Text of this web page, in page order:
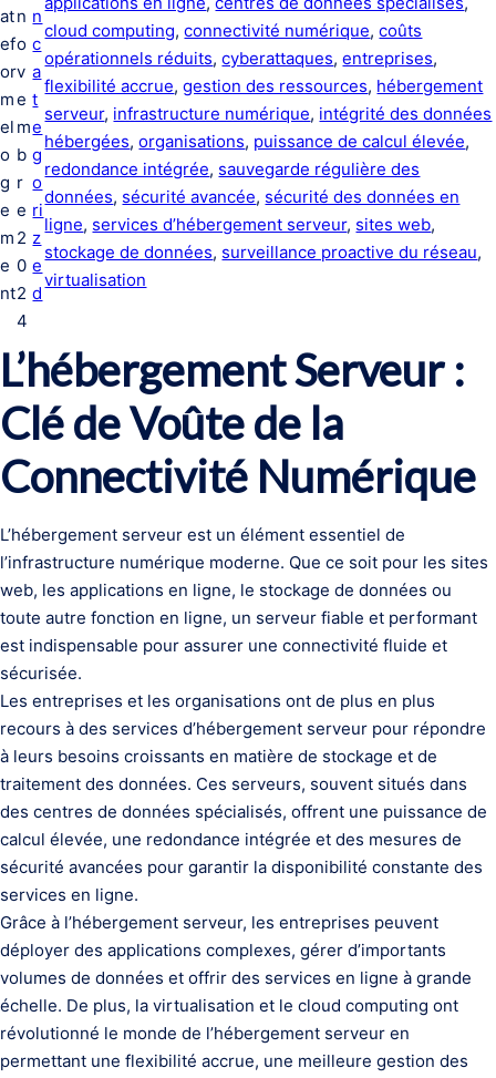
at
ef
or
m
el
o
g
e
m
e
nt
n
o
v
e
m
b
r
e
2
0
2
4
n
c
a
t
e
g
o
ri
z
e
d
cloud computing, connectivité numérique, coûts
opérationnels réduits, cyberattaques, entreprises
flexibilité accrue, gestion des ressources, hébergement
serveur, infrastructure numérique, intégrité des données
hébergées, organisations, puissance de calcul élevée
redondance intégrée, sauvegarde régulière des
données, sécurité avancée, sécurité des données en
ligne, services d’hébergement serveur, sites web
stockage de données, surveillance proactive du réseau
virtualisation
L’hébergement Serveur :
Clé de Voûte de la
Connectivité Numérique
L’hébergement serveur est un élément essentiel de
l’infrastructure numérique moderne. Que ce soit pour les sites
web, les applications en ligne, le stockage de données ou
toute autre fonction en ligne, un serveur fiable et performant
est indispensable pour assurer une connectivité fluide et
sécurisée.
Les entreprises et les organisations ont de plus en plus
recours à des services d’hébergement serveur pour répondre
à leurs besoins croissants en matière de stockage et de
traitement des données. Ces serveurs, souvent situés dans
des centres de données spécialisés, offrent une puissance de
calcul élevée, une redondance intégrée et des mesures de
sécurité avancées pour garantir la disponibilité constante des
services en ligne.
Grâce à l’hébergement serveur, les entreprises peuvent
déployer des applications complexes, gérer d’importants
volumes de données et offrir des services en ligne à grande
échelle. De plus, la virtualisation et le cloud computing ont
révolutionné le monde de l’hébergement serveur en
permettant une flexibilité accrue, une meilleure gestion des